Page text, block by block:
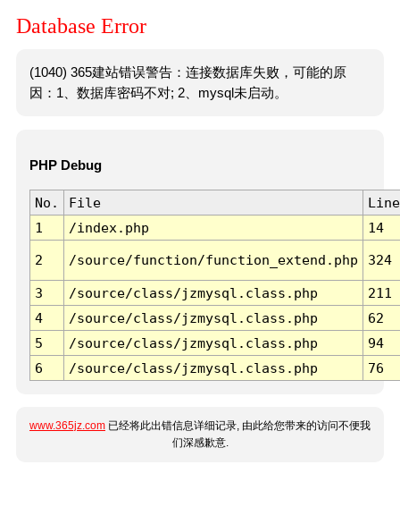
Database Error
(1040) 365建站错误警告：连接数据库失败，可能的原
因：1、数据库密码不对; 2、mysql未启动。
PHP Debug
No. File
Line
1
/index.php 14
2 /source/function/function_extend.php 324
3 /source/class/jzmysql.class.php
211
4
/source/class/jzmysql.class.php
62
5
/source/class/jzmysql.class.php
94
6
/source/class/jzmysql.class.php 76
www.365jz.com 已经将此出错信息详细记录, 由此给您带来的访问不便我
们深感歉意.